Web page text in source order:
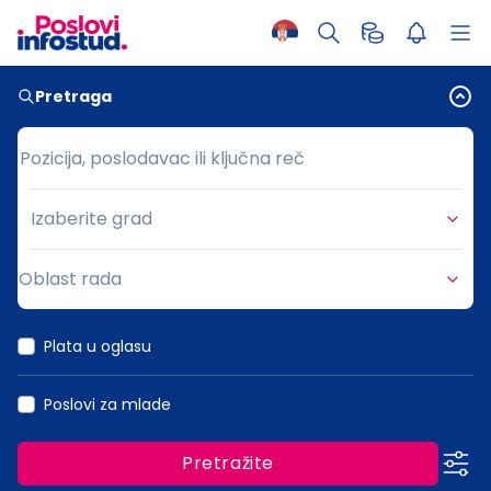
Pretraga
Pozicija, poslodavac ili ključna reč
Pozicija, poslodavac ili ključna reč
Grad
Izaberite grad
Oblast rada
Plata u oglasu
Poslovi za mlade
Pretražite